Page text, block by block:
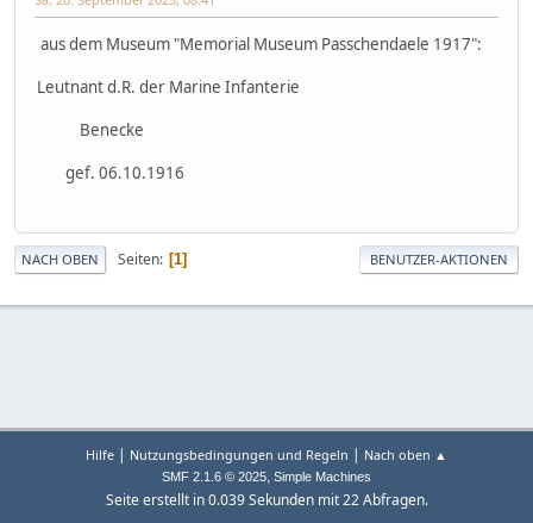
aus dem Museum "Memorial Museum Passchendaele 1917":
Leutnant d.R. der Marine Infanterie
Benecke
gef. 06.10.1916
NACH OBEN Seiten 1 BENUTZER-AKTIONEN
Hilfe | Nutzungsbedingungen und Regeln | Nach oben ▲
SMF 2.1.6 © 2025, Simple Machines
Seite erstellt in 0.039 Sekunden mit 22 Abfragen.